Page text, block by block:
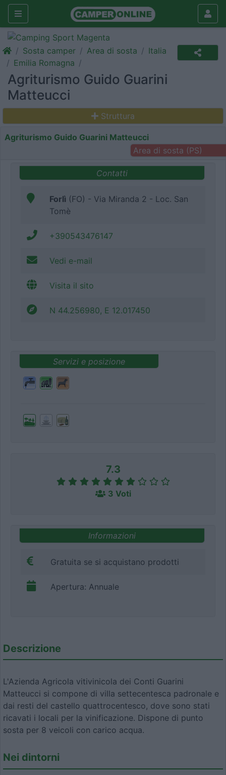
Sosta camper Area di sosta
Italia
Emilia Romagna
Agriturismo Guido Guarini
Matteucci
Struttura
Agriturismo Guido Guarini Matteucci
Area di sosta (PS)
Contatti
Forlì (FO) - Via Miranda 2 - Loc. San
Tomè
+390543476147
Vedi e-mail
Visita il sito
N 44.256980, E 12.017450
Servizi e posizione
7.3
3 Voti
Informazioni
Gratuita se si acquistano prodotti
Apertura: Annuale
Descrizione
L'Azienda Agricola vitivinicola dei Conti Guarini
Matteucci si compone di villa settecentesca padronale e
dai resti del castello quattrocentesco, dove sono stati
ricavati i locali per la vinificazione. Dispone di punto
sosta per 8 veicoli con carico acqua.
Nei dintorni